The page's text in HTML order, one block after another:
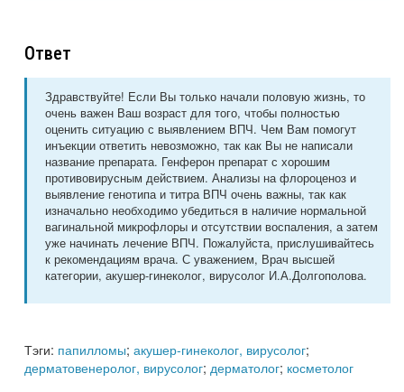
Ответ
Здравствуйте! Если Вы только начали половую жизнь, то
очень важен Ваш возраст для того, чтобы полностью
оценить ситуацию с выявлением ВПЧ. Чем Вам помогут
инъекции ответить невозможно, так как Вы не написали
название препарата. Генферон препарат с хорошим
противовирусным действием. Анализы на флороценоз и
выявление генотипа и титра ВПЧ очень важны, так как
изначально необходимо убедиться в наличие нормальной
вагинальной микрофлоры и отсутствии воспаления, а затем
уже начинать лечение ВПЧ. Пожалуйста, прислушивайтесь
к рекомендациям врача. С уважением, Врач высшей
категории, акушер-гинеколог, вирусолог И.А.Долгополова.
Тэги: папилломы; акушер-гинеколог, вирусолог;
дерматовенеролог, вирусолог; дерматолог; косметолог